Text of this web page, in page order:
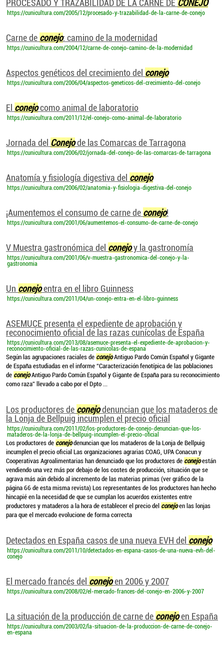
PROCESADO Y TRAZABILIDAD DE LA CARNE DE CONEJO
https://cunicultura.com/2005/12/procesado-y-trazabilidad-de-la-carne-de-conejo
Carne de conejo: camino de la modernidad
https://cunicultura.com/2004/12/carne-de-conejo-camino-de-la-modernidad
Aspectos genéticos del crecimiento del conejo
https://cunicultura.com/2006/04/aspectos-geneticos-del-crecimiento-del-conejo
El conejocomo animal de laboratorio
https://cunicultura.com/2011/12/el-conejo-como-animal-de-laboratorio
Jornada del Conejode las Comarcas de Tarragona
https://cunicultura.com/2006/02/jornada-del-conejo-de-las-comarcas-de-tarragona
Anatomía y fisiología digestiva del conejo
https://cunicultura.com/2006/02/anatomia-y-fisiologia-digestiva-del-conejo
¡Aumentemos el consumo de carne de conejo!
https://cunicultura.com/2001/06/aumentemos-el-consumo-de-carne-de-conejo
V Muestra gastronómica del conejoy la gastronomía
https://cunicultura.com/2001/06/v-muestra-gastronomica-del-conejo-y-la-
gastronomia
Un conejoentra en el libro Guinness
https://cunicultura.com/2011/04/un-conejo-entra-en-el-libro-guinness
ASEMUCE presenta el expediente de aprobación y
reconocimiento oficial de las razas cunícolas de España
https://cunicultura.com/2013/08/asemuce-presenta-el-expediente-de-aprobacion-y-
reconocimiento-oficial-de-las-razas-cunicolas-de-espana
Según las agrupaciones raciales de conejoAntiguo Pardo Común Español y Gigante
de España estudiadas en el informe “Caracterización fenotípica de las poblaciones
de conejoAntiguo Pardo Común Español y Gigante de España para su reconocimiento
como raza” llevado a cabo por el Dpto ...
Los productores de conejodenuncian que los mataderos de
la Lonja de Bellpuig incumplen el precio oficial
https://cunicultura.com/2011/02/los-productores-de-conejo-denuncian-que-los-
mataderos-de-la-lonja-de-bellpuig-incumplen-el-precio-oficial
Los productores de conejodenuncian que los mataderos de la Lonja de Bellpuig
incumplen el precio oficial Las organizaciones agrarias COAG, UPA Conacun y
Cooperativas Agroalimentarias han denunciado que los productores de conejoestán
vendiendo una vez más por debajo de los costes de producción, situación que se
agrava más aún debido al incremento de las materias primas (ver gráfico de la
página 66 de esta misma revista) Los representantes de los productores han hecho
hincapié en la necesidad de que se cumplan los acuerdos existentes entre
productores y mataderos a la hora de establecer el precio del conejoen las lonjas
para que el mercado evolucione de forma correcta
Detectados en España casos de una nueva EVH del conejo
https://cunicultura.com/2011/10/detectados-en-espana-casos-de-una-nueva-evh-del-
conejo
El mercado francés del conejoen 2006 y 2007
https://cunicultura.com/2008/02/el-mercado-frances-del-conejo-en-2006-y-2007
La situación de la producción de carne de conejoen España
https://cunicultura.com/2003/02/la-situacion-de-la-produccion-de-carne-de-conejo-
en-espana